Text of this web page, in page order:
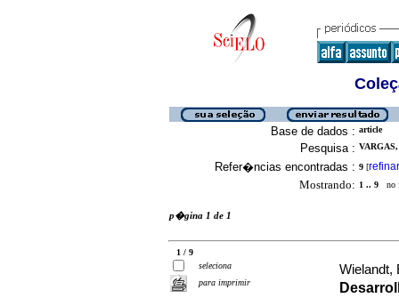
Base de dados : article
Pesquisa :
Refer�ncias encontradas : 9 [refinar
Mostrando: 1 .. 9 no
p�gina 1 de 1
1 / 9
seleciona
para imprimir
Wielandt,